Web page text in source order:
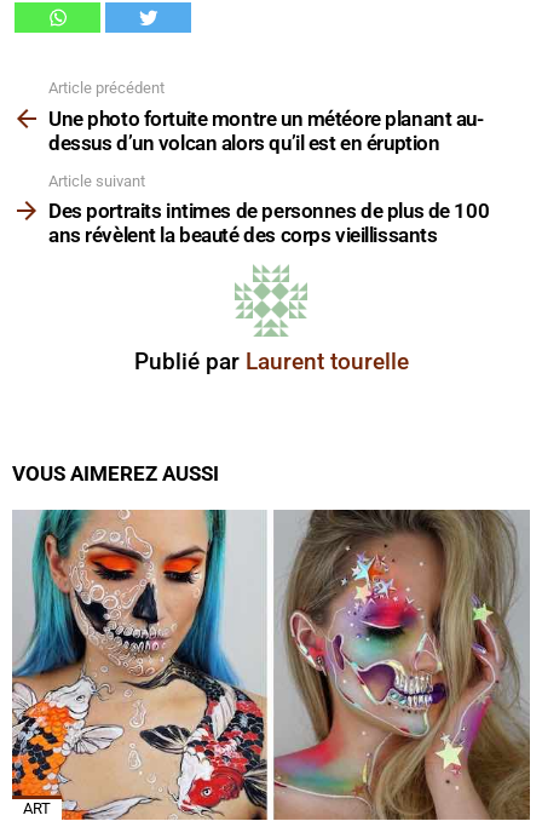
plus
Article précédent
Une photo fortuite montre un météore planant au-
dessus d’un volcan alors qu’il est en éruption
Article suivant
Des portraits intimes de personnes de plus de 100
ans révèlent la beauté des corps vieillissants
Publié par Laurent tourelle
VOUS AIMEREZ AUSSI
ART